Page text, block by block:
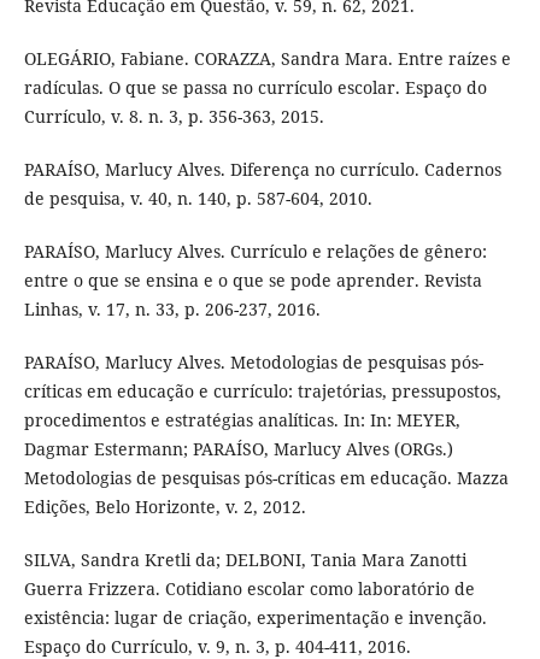
Revista Educação em Questão, v. 59, n. 62, 2021.
OLEGÁRIO, Fabiane. CORAZZA, Sandra Mara. Entre raízes e
radículas. O que se passa no currículo escolar. Espaço do
Currículo, v. 8. n. 3, p. 356-363, 2015.
PARAÍSO, Marlucy Alves. Diferença no currículo. Cadernos
de pesquisa, v. 40, n. 140, p. 587-604, 2010.
PARAÍSO, Marlucy Alves. Currículo e relações de gênero:
entre o que se ensina e o que se pode aprender. Revista
Linhas, v. 17, n. 33, p. 206-237, 2016.
PARAÍSO, Marlucy Alves. Metodologias de pesquisas pós-
críticas em educação e currículo: trajetórias, pressupostos,
procedimentos e estratégias analíticas. In: In: MEYER,
Dagmar Estermann; PARAÍSO, Marlucy Alves (ORGs.)
Metodologias de pesquisas pós-críticas em educação. Mazza
Edições, Belo Horizonte, v. 2, 2012.
SILVA, Sandra Kretli da; DELBONI, Tania Mara Zanotti
Guerra Frizzera. Cotidiano escolar como laboratório de
existência: lugar de criação, experimentação e invenção.
Espaço do Currículo, v. 9, n. 3, p. 404-411, 2016.